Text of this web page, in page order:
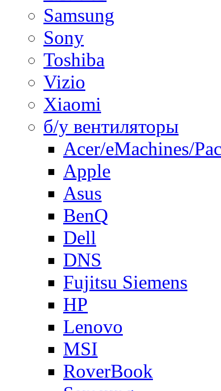
Samsung
Sony
Toshiba
Vizio
Xiaomi
б/у вентиляторы
Acer/eMachines/
Apple
Asus
BenQ
Dell
DNS
Fujitsu Siemens
HP
Lenovo
MSI
RoverBook